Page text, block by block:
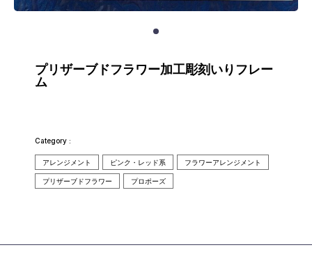
プリザーブドフラワー加工彫刻いりフレー
ム
Category :
アレンジメント ピンク・レッド系 フラワーアレンジメント
プリザーブドフラワー プロポーズ